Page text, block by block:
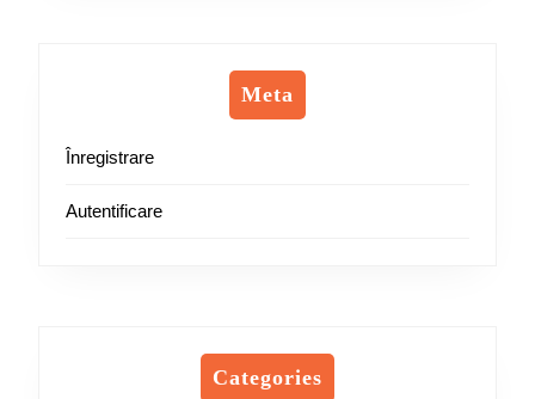
Meta
Înregistrare
Autentificare
Categories